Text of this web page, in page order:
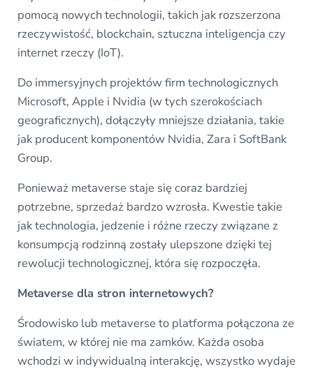
pomocą nowych technologii, takich jak rozszerzona
rzeczywistość, blockchain, sztuczna inteligencja czy
internet rzeczy (IoT).
Do immersyjnych projektów firm technologicznych
Microsoft, Apple i Nvidia (w tych szerokościach
geograficznych), dołączyły mniejsze działania, takie
jak producent komponentów Nvidia, Zara i SoftBank
Group.
Ponieważ metaverse staje się coraz bardziej
potrzebne, sprzedaż bardzo wzrosła. Kwestie takie
jak technologia, jedzenie i różne rzeczy związane z
konsumpcją rodzinną zostały ulepszone dzięki tej
rewolucji technologicznej, która się rozpoczęła.
Metaverse dla stron internetowych?
Środowisko lub metaverse to platforma połączona ze
światem, w której nie ma zamków. Każda osoba
wchodzi w indywidualną interakcję, wszystko wydaje